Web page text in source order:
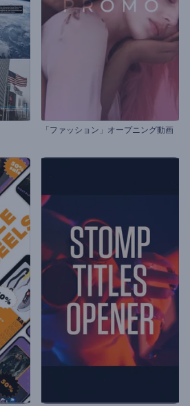
「ファッション」オープニング動画